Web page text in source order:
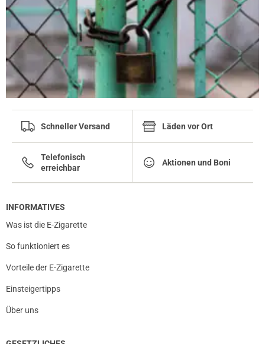
Schneller Versand Läden vor Ort
Telefonisch
erreichbar
Aktionen und Boni
INFORMATIVES
Was ist die E-Zigarette
So funktioniert es
Vorteile der E-Zigarette
Einsteigertipps
Über uns